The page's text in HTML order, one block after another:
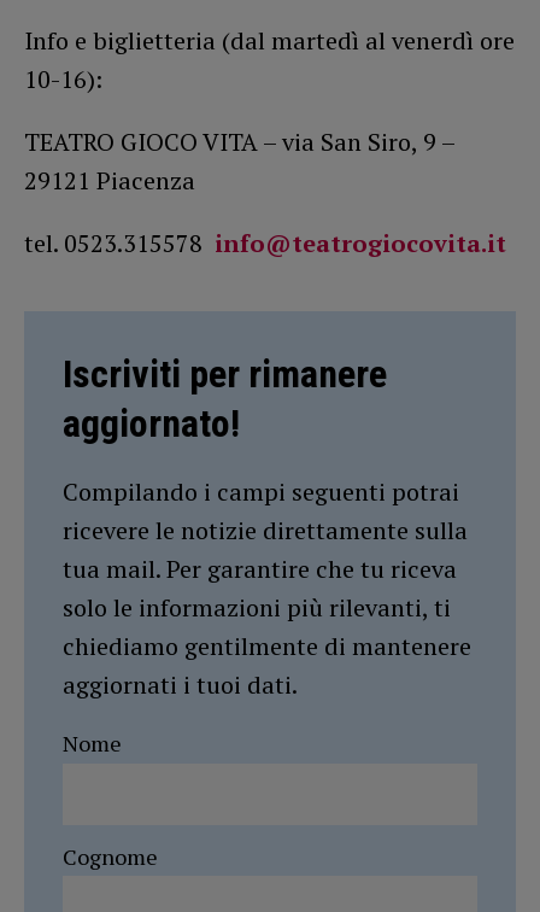
Info e biglietteria (dal martedì al venerdì ore
10-16):
TEATRO GIOCO VITA – via San Siro, 9 –
29121 Piacenza
tel. 0523.315578 info@teatrogiocovita.it
Iscriviti per rimanere
aggiornato!
Compilando i campi seguenti potrai
ricevere le notizie direttamente sulla
tua mail. Per garantire che tu riceva
solo le informazioni più rilevanti, ti
chiediamo gentilmente di mantenere
aggiornati i tuoi dati.
Nome
Cognome